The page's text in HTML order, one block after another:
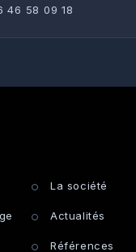
46 58 09 18
La société
Actualités
Références